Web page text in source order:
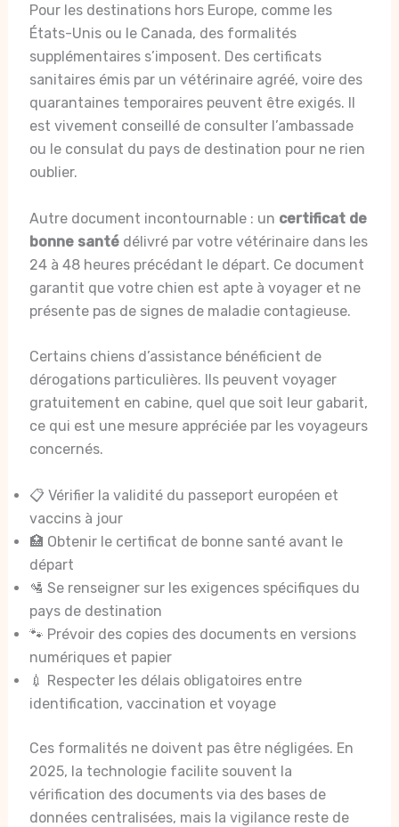
Pour les destinations hors Europe, comme les
États-Unis ou le Canada, des formalités
supplémentaires s’imposent. Des certificats
sanitaires émis par un vétérinaire agréé, voire des
quarantaines temporaires peuvent être exigés. Il
est vivement conseillé de consulter l’ambassade
ou le consulat du pays de destination pour ne rien
oublier.
Autre document incontournable : un certificat de
bonne santédélivré par votre vétérinaire dans les
24 à 48 heures précédant le départ. Ce document
garantit que votre chien est apte à voyager et ne
présente pas de signes de maladie contagieuse.
Certains chiens d’assistance bénéficient de
dérogations particulières. Ils peuvent voyager
gratuitement en cabine, quel que soit leur gabarit,
ce qui est une mesure appréciée par les voyageurs
concernés.
📋 Vérifier la validité du passeport européen et
vaccins à jour
🏥 Obtenir le certificat de bonne santé avant le
départ
🛂 Se renseigner sur les exigences spécifiques du
pays de destination
🐾 Prévoir des copies des documents en versions
numériques et papier
💉 Respecter les délais obligatoires entre
identification, vaccination et voyage
Ces formalités ne doivent pas être négligées. En
2025, la technologie facilite souvent la
vérification des documents via des bases de
données centralisées, mais la vigilance reste de